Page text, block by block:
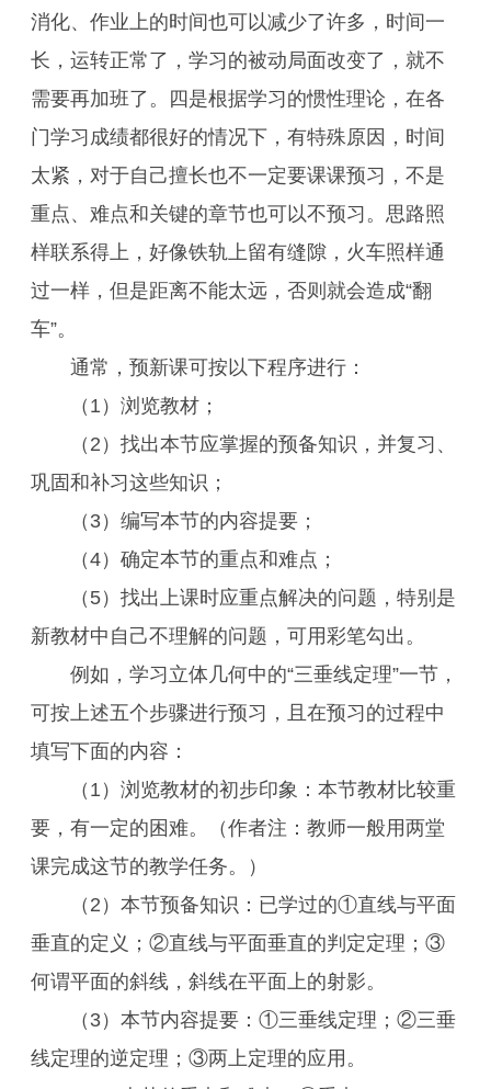
消化、作业上的时间也可以减少了许多，时间一
长，运转正常了，学习的被动局面改变了，就不
需要再加班了。四是根据学习的惯性理论，在各
门学习成绩都很好的情况下，有特殊原因，时间
太紧，对于自己擅长也不一定要课课预习，不是
重点、难点和关键的章节也可以不预习。思路照
样联系得上，好像铁轨上留有缝隙，火车照样通
过一样，但是距离不能太远，否则就会造成“翻
车”。
通常，预新课可按以下程序进行：
（1）浏览教材；
（2）找出本节应掌握的预备知识，并复习、
巩固和补习这些知识；
（3）编写本节的内容提要；
（4）确定本节的重点和难点；
（5）找出上课时应重点解决的问题，特别是
新教材中自己不理解的问题，可用彩笔勾出。
例如，学习立体几何中的“三垂线定理”一节，
可按上述五个步骤进行预习，且在预习的过程中
填写下面的内容：
（1）浏览教材的初步印象：本节教材比较重
要，有一定的困难。（作者注：教师一般用两堂
课完成这节的教学任务。）
（2）本节预备知识：已学过的①直线与平面
垂直的定义；②直线与平面垂直的判定定理；③
何谓平面的斜线，斜线在平面上的射影。
（3）本节内容提要：①三垂线定理；②三垂
线定理的逆定理；③两上定理的应用。